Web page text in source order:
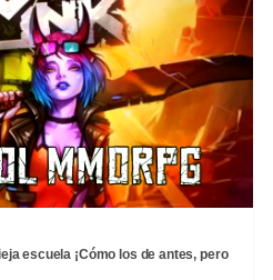
escuela ¡Cómo los de antes, pero